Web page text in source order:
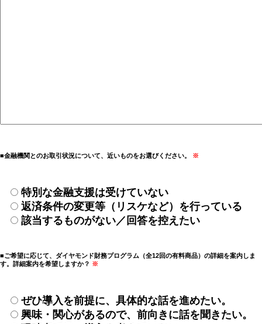
■金融機関とのお取引状況について、近いものをお選びください。 ※
特別な金融支援は受けていない
返済条件の変更等（リスケなど）を行っている
該当するものがない／回答を控えたい
■ご希望に応じて、ダイヤモンド財務プログラム（全12回の有料商品）の詳細を案内しま
す。詳細案内を希望しますか？ ※
ぜひ導入を前提に、具体的な話を進めたい。
興味・関心があるので、前向きに話を聞きたい。